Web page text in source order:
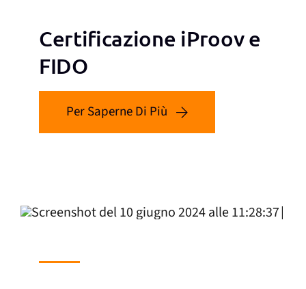
Certificazione iProov e
FIDO
Per Saperne Di Più